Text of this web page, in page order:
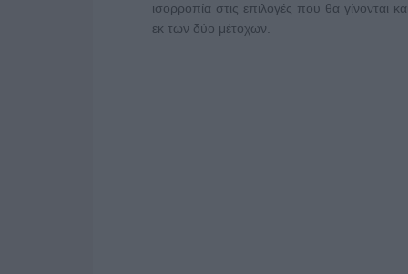
ισορροπία στις επιλογές που θα γίνονται
εκ των δύο μέτοχων.